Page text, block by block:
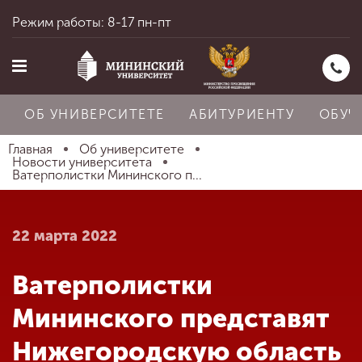
Главная
Абитуриенту
Режим работы: 8-17 пн-пт
ОБ УНИВЕРСИТЕТЕ АБИТУРИЕНТУ
Главная
Об университете
Новости университета
Ватерполистки Мининского п...
22 марта 2022
Ватерполистки
Мининского представят
Нижегородскую область